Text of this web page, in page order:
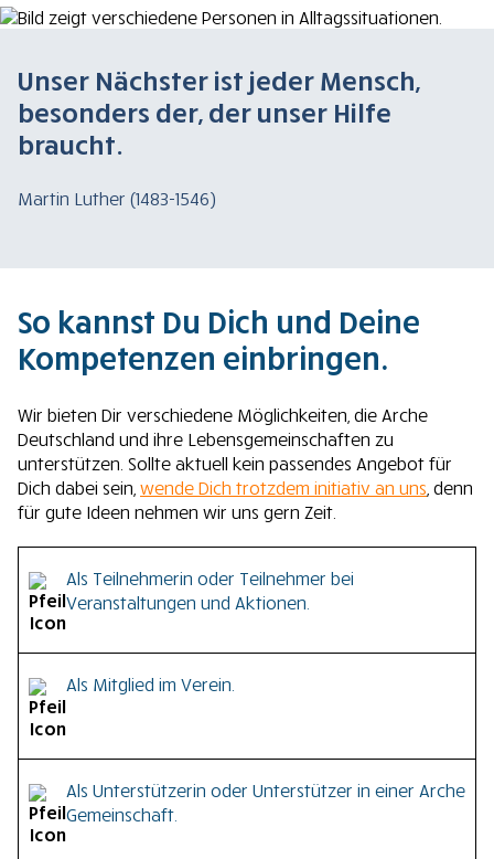
Unser Nächster ist jeder Mensch,
besonders der, der unser Hilfe
braucht.
Martin Luther (1483-1546)
So kannst Du Dich und Deine
Kompetenzen einbringen.
Wir bieten Dir verschiedene Möglichkeiten, die Arche
Deutschland und ihre Lebensgemeinschaften zu
unterstützen. Sollte aktuell kein passendes Angebot für
Dich dabei sein, wende Dich trotzdem initiativ an uns, denn
für gute Ideen nehmen wir uns gern Zeit.
Als Teilnehmerin oder Teilnehmer bei
Veranstaltungen und Aktionen.
mehrtägige Aktion, an der alle Interessierten
teilnehmen können – entweder die
oder die
Auch die einzelnen Gemeinschaften bieten vielfältige
Aktivitäten an, zu denen alle eingeladen sind. Zum
Beispiel regelmäßige Gottesdienste, Männer- und
Als Mitglied im Verein.
Gemeinschaft informiert werden und ihre Entwicklung
begleiten möchtest, laden wir Dich dazu ein, Mitglied in
einem unserer Vereine zu werden. Aus den Mitgliedern
Als Unterstützerin oder Unterstützer in einer Arche
Gemeinschaft.